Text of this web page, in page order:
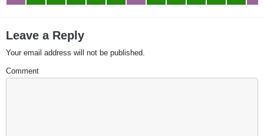
Leave a Reply
Your email address will not be published.
Comment